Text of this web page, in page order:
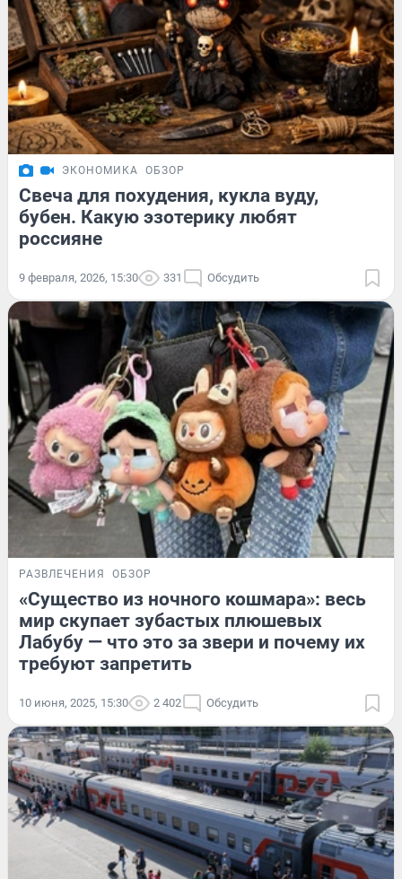
ЭКОНОМИКА ОБЗОР
Свеча для похудения, кукла вуду,
бубен. Какую эзотерику любят
россияне
9 февраля, 2026, 15:30 331 Обсудить
РАЗВЛЕЧЕНИЯ ОБЗОР
«Существо из ночного кошмара»: весь
мир скупает зубастых плюшевых
Лабубу — что это за звери и почему их
требуют запретить
10 июня, 2025, 15:30 2 402 Обсудить